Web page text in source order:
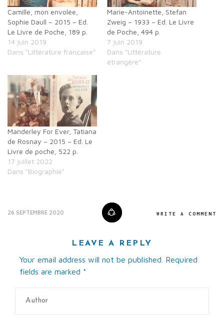
Camille, mon envolée,
Sophie Daull – 2015 – Ed.
Le Livre de Poche, 189 p.
14 juin 2019
Dans "Littérature française"
Marie-Antoinette, Stefan
Zweig – 1933 – Ed. Le Livre
de Poche, 494 p.
7 juin 2019
Dans "Littérature
étrangère"
Manderley For Ever, Tatiana
de Rosnay – 2015 – Ed. Le
Livre de poche, 522 p.
17 juillet 2022
Dans "Biographie"
26 SEPTEMBRE 2020 WRITE A COMMENT
LEAVE A REPLY
Your email address will not be published. Required
fields are marked *